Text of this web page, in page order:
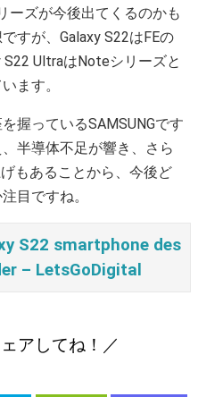
ーズが今後出てくるのかも
すが、Galaxy S22はFEの
UltraはNoteシリーズと
ます。
握っているSAMSUNGです
半導体不足が響き、さら
もあることから、今後ど
目ですね。
S22 smartphone des
– LetsGoDigital
アしてね！／